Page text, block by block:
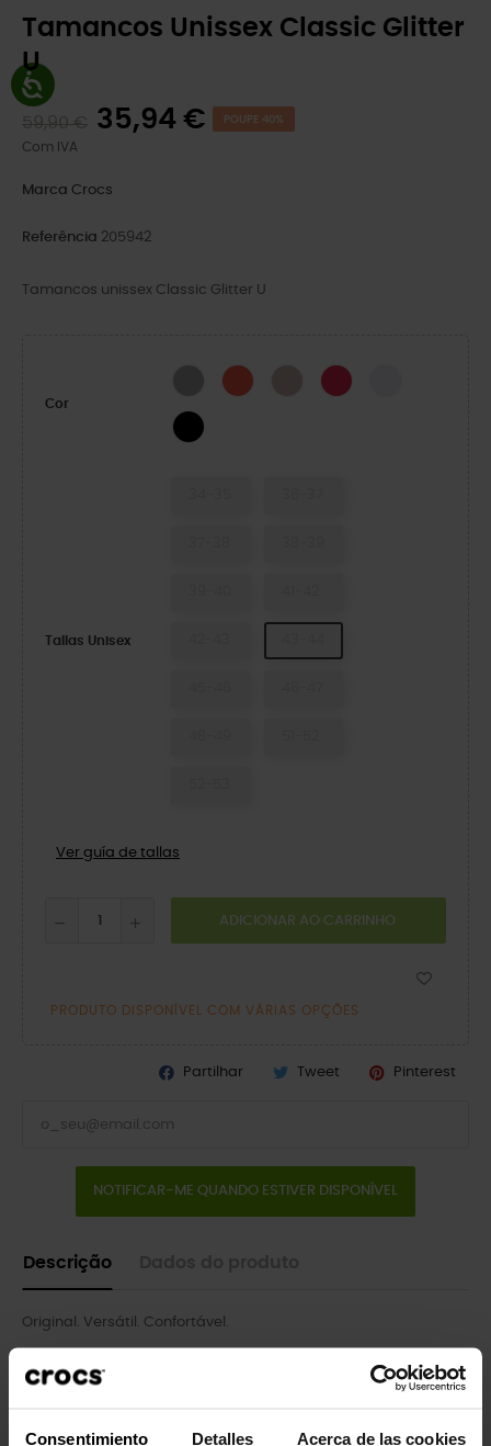
Consentimiento Detalles Acerca de las cookies
Tamancos Unissex Classic Glitter
U
35,94 € POUPE 40%
Com IVA
Marca Crocs
Referência 205942
Tamancos unissex Classic Glitter U
Cor
Silver GlitterCherry RedQuartz GlitterDigital Raspberry GL
Black Glitter
Tallas Unisex
Ver guía de tallas
ADICIONAR AO CARRINHO
PRODUTO DISPONÍVEL COM VÁRIAS OPÇÕES
Partilhar Tweet Pinterest
NOTIFICAR-ME QUANDO ESTIVER DISPONÍVEL
Descrição
Original. Versátil. Confortável.
O tamanco icônico que iniciou uma revolução no conforto em
todo o mundo, agora com um adorável tratamento de glitter